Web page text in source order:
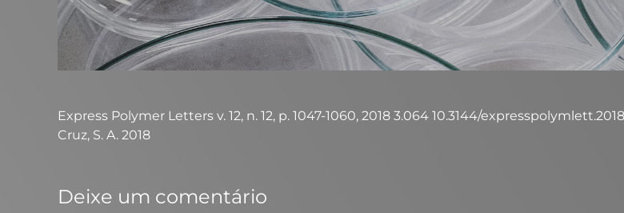
Express Polymer Letters v. 12, n. 12, p. 1047-1060, 2018 3.064 10.3144/
Cruz, S. A. 2018
Deixe um comentário